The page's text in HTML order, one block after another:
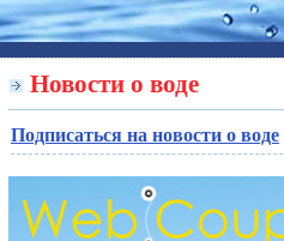
Новости о воде
Подписаться на новости о воде